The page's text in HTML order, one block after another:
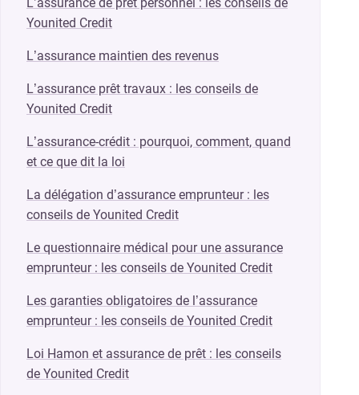
Younited Credit
L’assurance maintien des revenus
L’assurance prêt travaux : les conseils de
Younited Credit
L’assurance-crédit : pourquoi, comment, quand
et ce que dit la loi
La délégation d’assurance emprunteur : les
conseils de Younited Credit
Le questionnaire médical pour une assurance
emprunteur : les conseils de Younited Credit
Les garanties obligatoires de l’assurance
emprunteur : les conseils de Younited Credit
Loi Hamon et assurance de prêt : les conseils
de Younited Credit